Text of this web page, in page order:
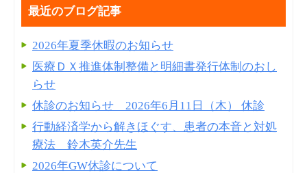
最近のブログ記事
2026年夏季休暇のお知らせ
医療ＤＸ推進体制整備と明細書発⾏体制のおし
らせ
休診のお知らせ 2026年6月11日（木） 休診
行動経済学から解きほぐす、患者の本音と対処
療法 鈴木英介先生
2026年GW休診について